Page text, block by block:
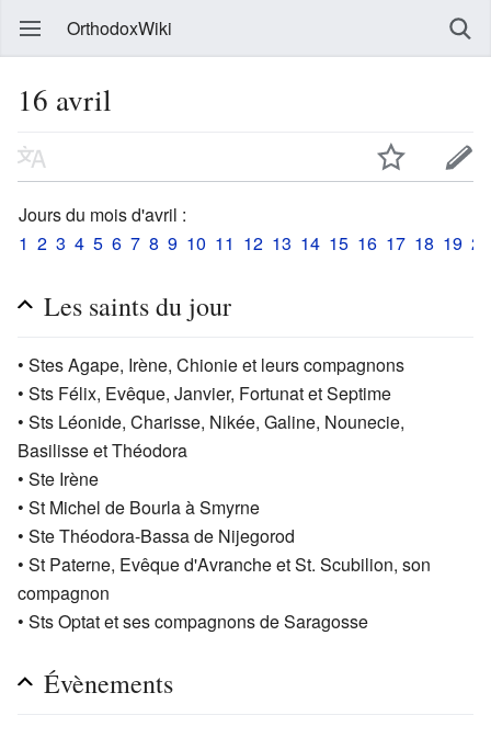
OrthodoxWiki
16 avril
Jours du mois d'avril :
1 2 3 4 5 6 7 8 9 10 11 12 13 14 15 16 17 18 19 20
Les saints du jour
• Stes Agape, Irène, Chionie et leurs compagnons
• Sts Félix, Evêque, Janvier, Fortunat et Septime
• Sts Léonide, Charisse, Nikée, Galine, Nounecie,
Basilisse et Théodora
• Ste Irène
• St Michel de Bourla à Smyrne
• Ste Théodora-Bassa de Nijegorod
• St Paterne, Evêque d'Avranche et St. Scubilion, son
compagnon
• Sts Optat et ses compagnons de Saragosse
Évènements